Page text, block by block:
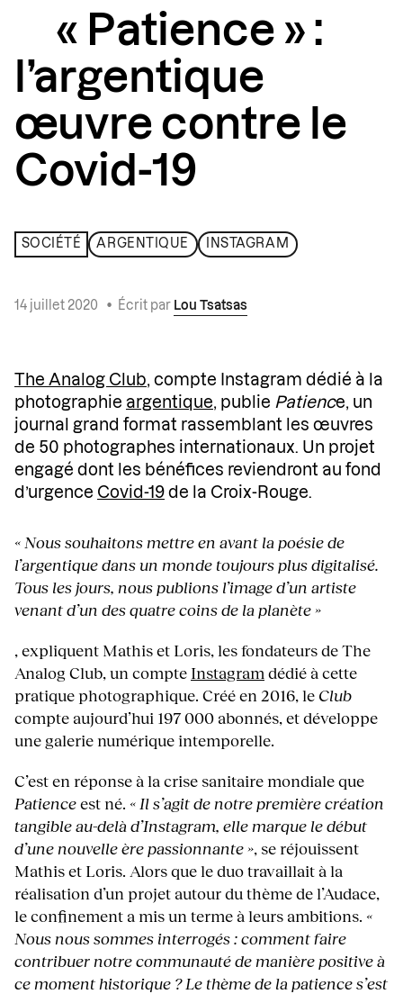
« Patience » :
l’argentique
œuvre contre le
Covid-19
SOCIÉTÉ ARGENTIQUE INSTAGRAM
14 juillet 2020 • Écrit par Lou Tsatsas
The Analog Club , compte Instagram dédié à la
photographie argentique , publie Patience, un
journal grand format rassemblant les œuvres
de 50 photographes internationaux. Un projet
engagé dont les bénéfices reviendront au fond
d’urgence Covid-19 de la Croix-Rouge.
« Nous souhaitons mettre en avant la poésie de
l’argentique dans un monde toujours plus digitalisé.
Tous les jours, nous publions l’image d’un artiste
venant d’un des quatre coins de la planète »
, expliquent Mathis et Loris, les fondateurs de The
Analog Club, un compte Instagram dédié à cette
pratique photographique. Créé en 2016, le Club
compte aujourd’hui 197 000 abonnés, et développe
une galerie numérique intemporelle.
C’est en réponse à la crise sanitaire mondiale que
Patienceest né. « Il s’agit de notre première création
tangible au-delà d’Instagram, elle marque le début
d’une nouvelle ère passionnante », se réjouissent
Mathis et Loris. Alors que le duo travaillait à la
réalisation d’un projet autour du thème de l’Audace,
le confinement a mis un terme à leurs ambitions. «
Nous nous sommes interrogés : comment faire
contribuer notre communauté de manière positive à
ce moment historique ? Le thème de la patience s’est